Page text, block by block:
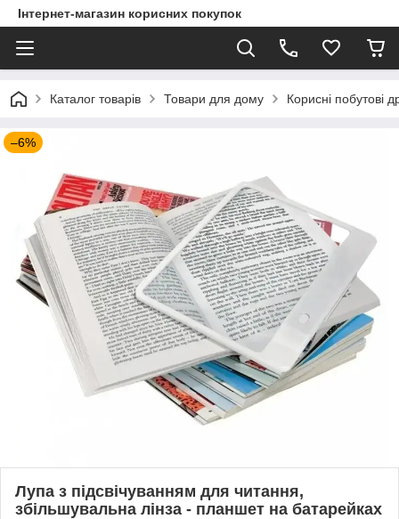
Інтернет-магазин корисних покупок
Каталог товарів Товари для дому Корисні побутові
–6%
Лупа з підсвічуванням для читання,
збільшувальна лінза - планшет на батарейках